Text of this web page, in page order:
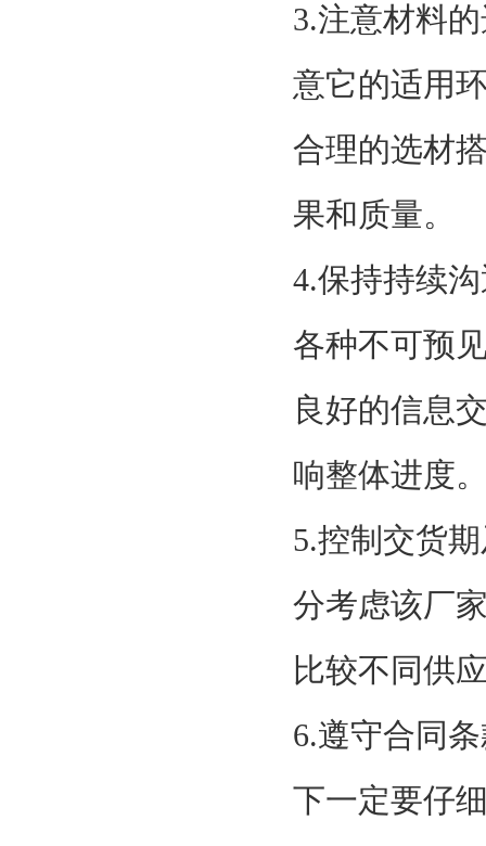
3.注意材料
意它的适用
合理的选材
果和质量。
4.保持持续
各种不可预
良好的信息
响整体进度
5.控制交货
分考虑该厂
比较不同供
6.遵守合同
下一定要仔